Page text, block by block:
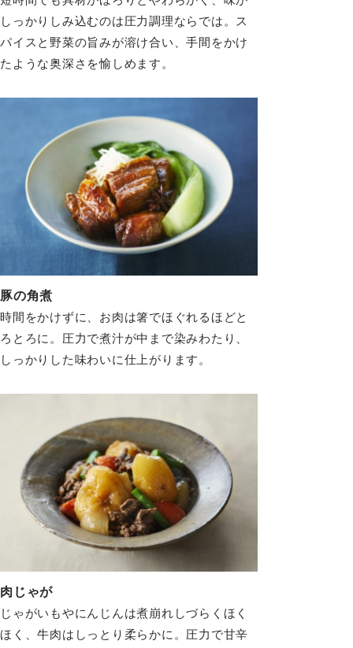
しっかりしみ込むのは圧力調理ならでは。ス
パイスと野菜の旨みが溶け合い、手間をかけ
たような奥深さを愉しめます。
豚の角煮
時間をかけずに、お肉は箸でほぐれるほどと
ろとろに。圧力で煮汁が中まで染みわたり、
しっかりした味わいに仕上がります。
肉じゃが
じゃがいもやにんじんは煮崩れしづらくほく
ほく、牛肉はしっとり柔らかに。圧力で甘辛